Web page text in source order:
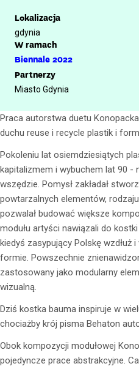
Lokalizacja
gdynia
W ramach
Biennale 2022
Partnerzy
Miasto Gdynia
Praca autorstwa duetu
duchu reuse i recycle plastik i
Pokoleniu lat osiemdziesiątych
kapitalizmem i wybuchem lat 90 -
wszędzie. Pomysł zakładał
powtarzalnych elementów,
pozwalał budować większe
modułu artyści nawiązali do
kiedyś zasypujący Polskę wzdłuż
formie. Powszechnie
zastosowany jako modularny
wizualną.
Dziś kostka bauma inspiruje w
chociażby krój pisma Behaton
Obok kompozycji modułowej
pojedyncze prace abstrakcyjne.